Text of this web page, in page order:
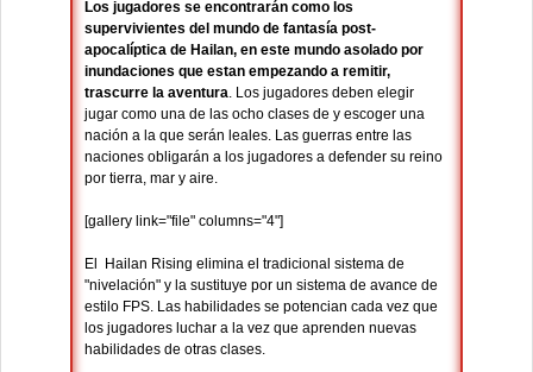
Los jugadores se encontrarán como los
supervivientes del mundo de fantasía post-
apocalíptica de Hailan, en este mundo asolado por
inundaciones que estan empezando a remitir,
trascurre la aventura. Los jugadores deben elegir
jugar como una de las ocho clases de y escoger una
nación a la que serán leales. Las guerras entre las
naciones obligarán a los jugadores a defender su reino
por tierra, mar y aire.
[gallery link="file" columns="4"]
El Hailan Rising elimina el tradicional sistema de
"nivelación" y la sustituye por un sistema de avance de
estilo FPS. Las habilidades se potencian cada vez que
los jugadores luchar a la vez que aprenden nuevas
habilidades de otras clases.